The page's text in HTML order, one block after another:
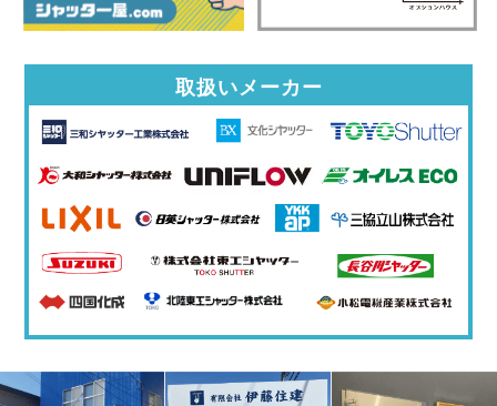
取扱いメーカー